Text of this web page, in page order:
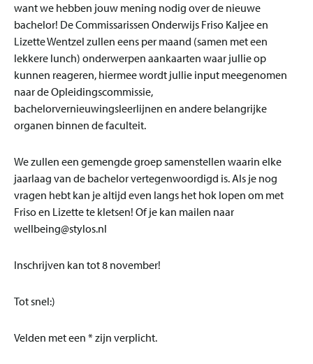
want we hebben jouw mening nodig over de nieuwe
bachelor! De Commissarissen Onderwijs Friso Kaljee en
Lizette Wentzel zullen eens per maand (samen met een
lekkere lunch) onderwerpen aankaarten waar jullie op
kunnen reageren, hiermee wordt jullie input meegenomen
naar de Opleidingscommissie,
bachelorvernieuwingsleerlijnen en andere belangrijke
organen binnen de faculteit.
We zullen een gemengde groep samenstellen waarin elke
jaarlaag van de bachelor vertegenwoordigd is. Als je nog
vragen hebt kan je altijd even langs het hok lopen om met
Friso en Lizette te kletsen! Of je kan mailen naar
wellbeing@stylos.nl
Inschrijven kan tot 8 november!
Tot snel:)
Velden met een * zijn verplicht.